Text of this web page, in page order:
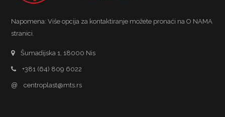
Napomena: Više opcija za kontaktiranje možete pronaći na O NAMA
stranici.
Šumadijska 1, 18000 Nis
+381 (64) 809 6022
@ centroplast@mts.rs